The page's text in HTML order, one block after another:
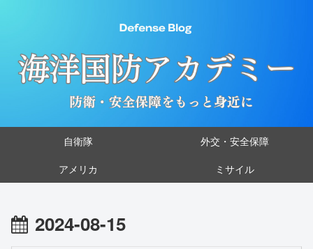
自衛隊
外交・安全保障
アメリカ
ミサイル
2024-08-15